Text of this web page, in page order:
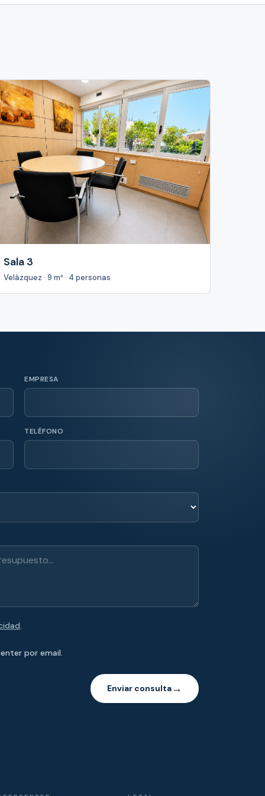
Sala 3
Velázquez · 9 m² · 4 personas
EMPRESA
TELÉFONO
.
por email.
Enviar consulta→